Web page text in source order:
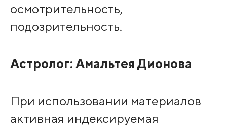
осмотрительность,
подозрительность.
Астролог: Амальтея Дионова
При использовании материалов
активная индексируемая